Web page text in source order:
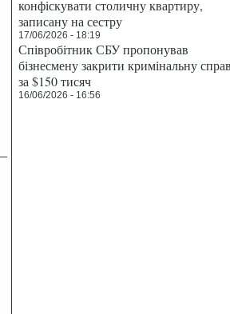
конфіскувати столичну квартиру,
записану на сестру
17/06/2026 - 18:19
Співробітник СБУ пропонував
бізнесмену закрити кримінальну
за $150 тисяч
16/06/2026 - 16:56